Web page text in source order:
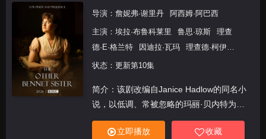
导演： 詹妮弗·谢里丹 阿西姆·阿巴西
主演： 埃拉·布鲁科莱里 鲁思·琼斯
理查
德·E·格兰特
因迪拉·瓦玛
理查德·柯伊
尔
劳里·戴维森 多纳尔·芬恩
尔伯特
格雷斯·霍格·罗宾逊
莫莉·莱特
Maddie
Close Reggie Absolom Anna
Garvey
状态：更新第10集
简介：该剧改编自Janice Hadlow的同名小
说，以低调、常被忽略的玛丽·贝内特为主
角：“玛丽不是你常见到的那种年代剧女
主，跟姐妹们不一样，她奇怪、焦虑、爱说
立即播放 收藏